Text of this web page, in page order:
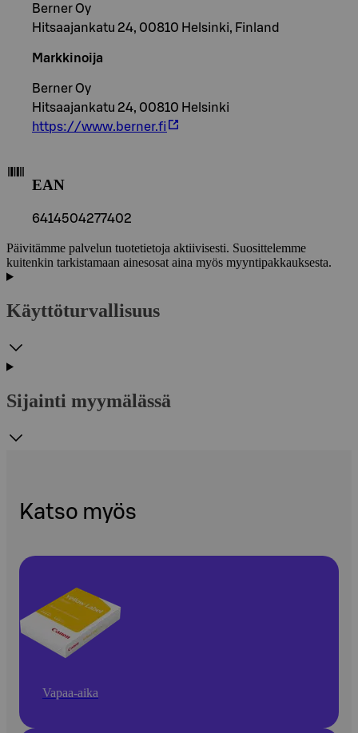
Berner Oy
Hitsaajankatu 24, 00810 Helsinki, Finland
Markkinoija
Berner Oy
Hitsaajankatu 24, 00810 Helsinki
https://www.berner.fi
EAN
6414504277402
Päivitämme palvelun tuotetietoja aktiivisesti. Suosittelemme
kuitenkin tarkistamaan ainesosat aina myös myyntipakkauksesta.
Käyttöturvallisuus
Sijainti myymälässä
Katso myös
Vapaa-aika